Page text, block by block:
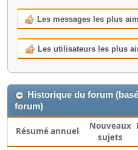
Les messages les plus
Les utilisateurs les plus
Historique du forum
forum)
Résumé annuel
Nouveaux
sujets